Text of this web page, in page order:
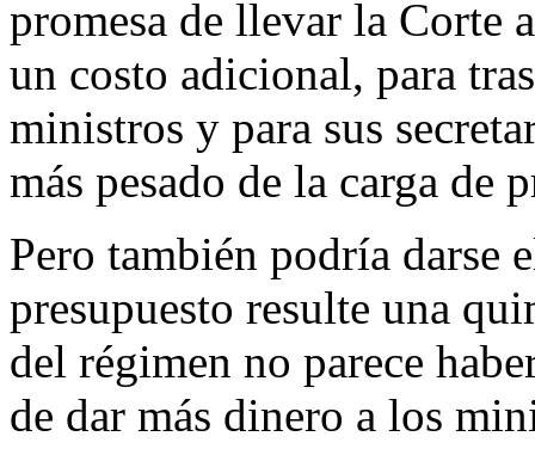
promesa de llevar la Corte
un costo adicional, para
ministros y para sus
más pesado de la carga de
Pero también podría darse
presupuesto resulte una
del régimen no parece
de dar más dinero a los